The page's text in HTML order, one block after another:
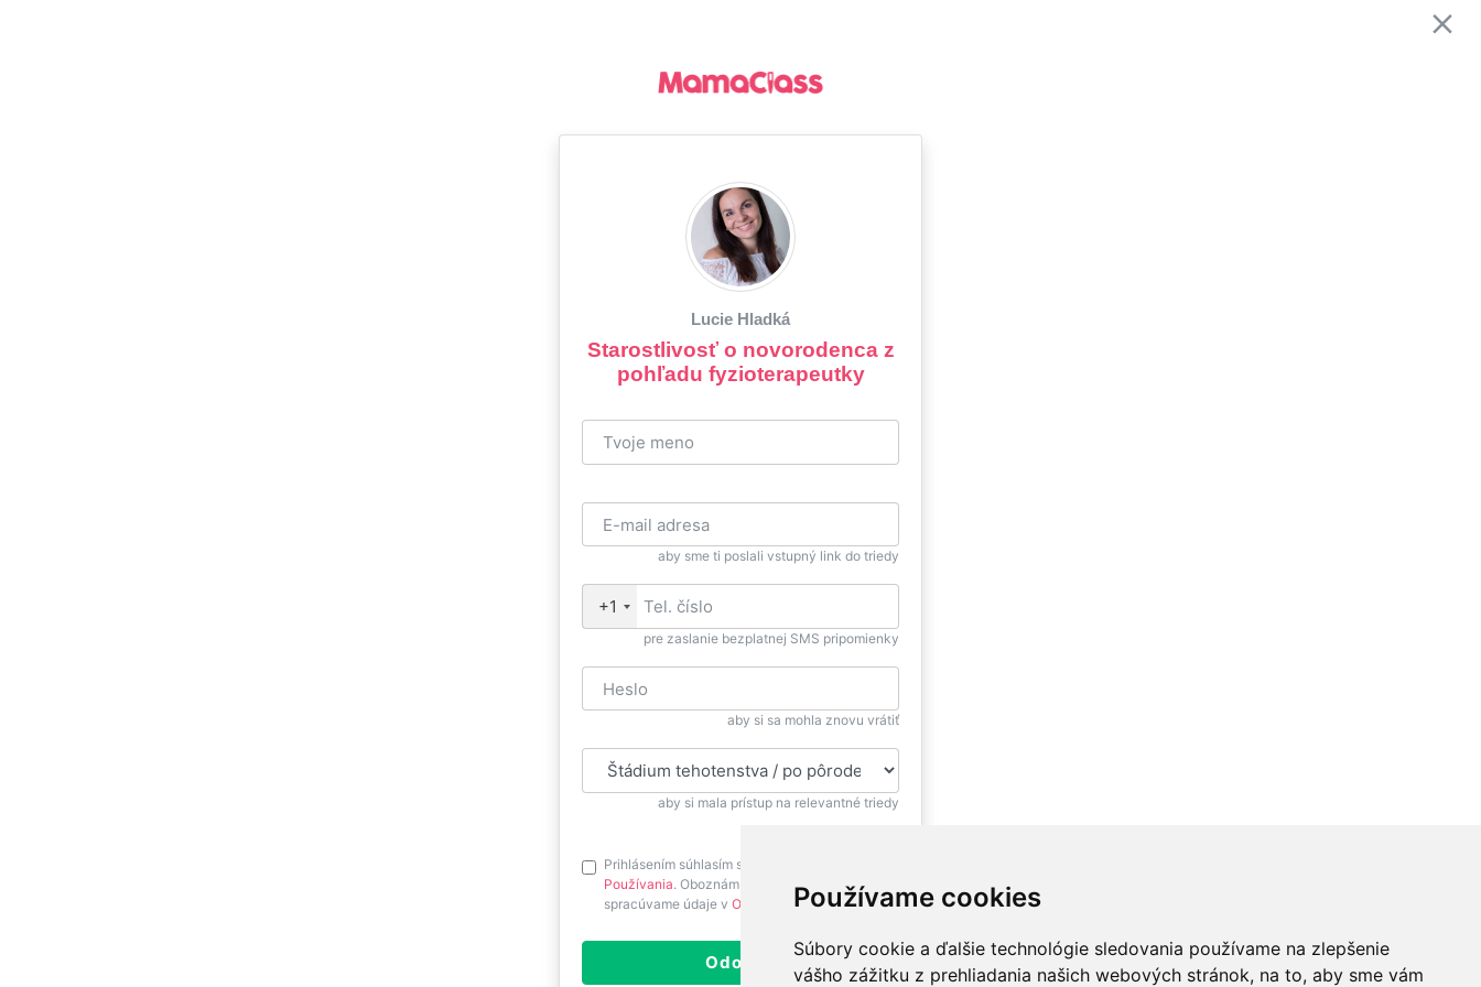
Používame cookies
Súbory cookie a ďalšie technológie sledovania používame na zlepšenie
vášho zážitku z prehliadania našich webových stránok, na to, aby sme vám
Lucie Hladká
Starostlivosť o novorodenca z
pohľadu fyzioterapeutky
aby sme ti poslali vstupný link do triedy
+1
pre zaslanie bezplatnej SMS pripomienky
aby si sa mohla znovu vrátiť
aby si mala prístup na relevantné triedy
Prihlásením súhlasím s
Používania. Oboznám sa prosím ako
spracúvame údaje v Ochrane osobných údajov.
Odoslať